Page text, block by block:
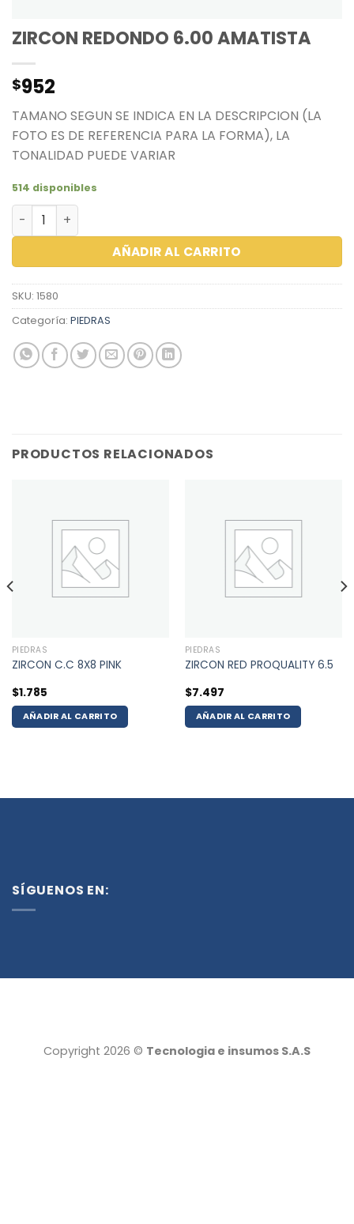
ZIRCON REDONDO 6.00 AMATISTA
$952
TAMANO SEGUN SE INDICA EN LA DESCRIPCION (LA
FOTO ES DE REFERENCIA PARA LA FORMA), LA
TONALIDAD PUEDE VARIAR
514 disponibles
ZIRCON REDONDO 6.00 AMATISTA cantidad
AÑADIR AL CARRITO
SKU: 1580
Categoría: PIEDRAS
PRODUCTOS RELACIONADOS
PIEDRAS
ZIRCON C.C 8X8 PINK
$1.785
AÑADIR AL CARRITO
PIEDRAS
ZIRCON RED PROQUALITY 6.5
$7.497
AÑADIR AL CARRITO
SÍGUENOS EN:
Copyright 2026 © Tecnologia e insumos S.A.S